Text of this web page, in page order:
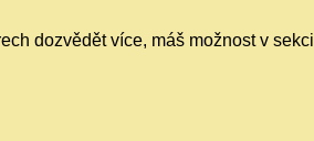
dozvědět více, máš možnost v sekci